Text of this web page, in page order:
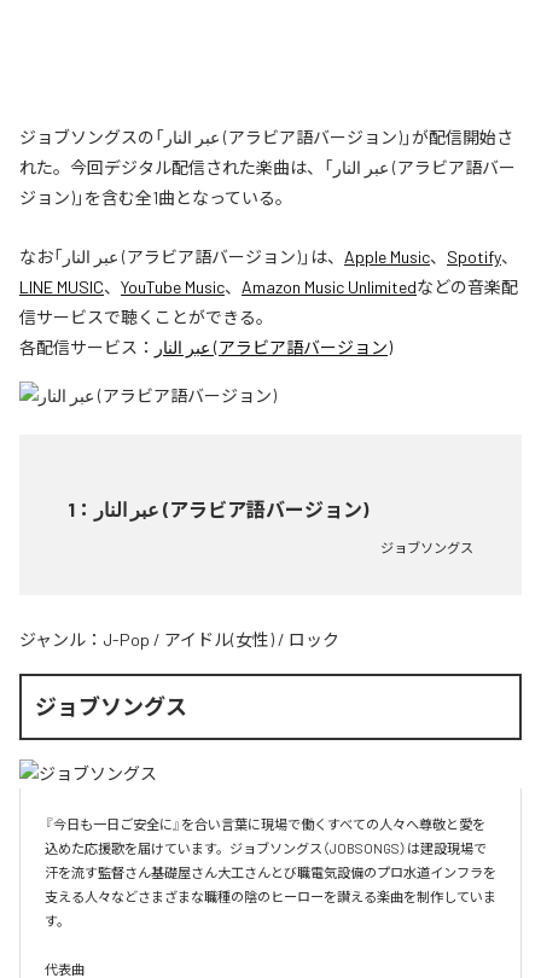
ジョブソングスの「عبر النار (アラビア語バージョン)」が配信開始さ
れた。今回デジタル配信された楽曲は、「عبر النار (アラビア語バー
ジョン)」を含む全1曲となっている。
なお「 عبر النار (アラビア語バージョン)」は、 Apple Music、 Spotify、
LINE MUSIC、 YouTube Music、 Amazon Music Unlimitedなどの音楽配
信サービスで聴くことができる。
各配信サービス：
عبر النار (アラビア語バージョン)
1 ： عبر النار (アラビア語バージョン)
ジョブソングス
ジャンル： J-Pop / アイドル(女性) / ロック
ジョブソングス
『今日も一日ご安全に』を合い言葉に現場で働くすべての人々へ尊敬と愛を
込めた応援歌を届けています。ジョブソングス（JOBSONGS）は建設現場で
汗を流す監督さん基礎屋さん大工さんとび職電気設備のプロ水道インフラを
支える人々などさまざまな職種の陰のヒーローを讃える楽曲を制作していま
す。
代表曲